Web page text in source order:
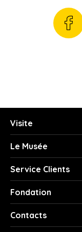
Visite
Le Musée
Service Clients
Fondation
Contacts